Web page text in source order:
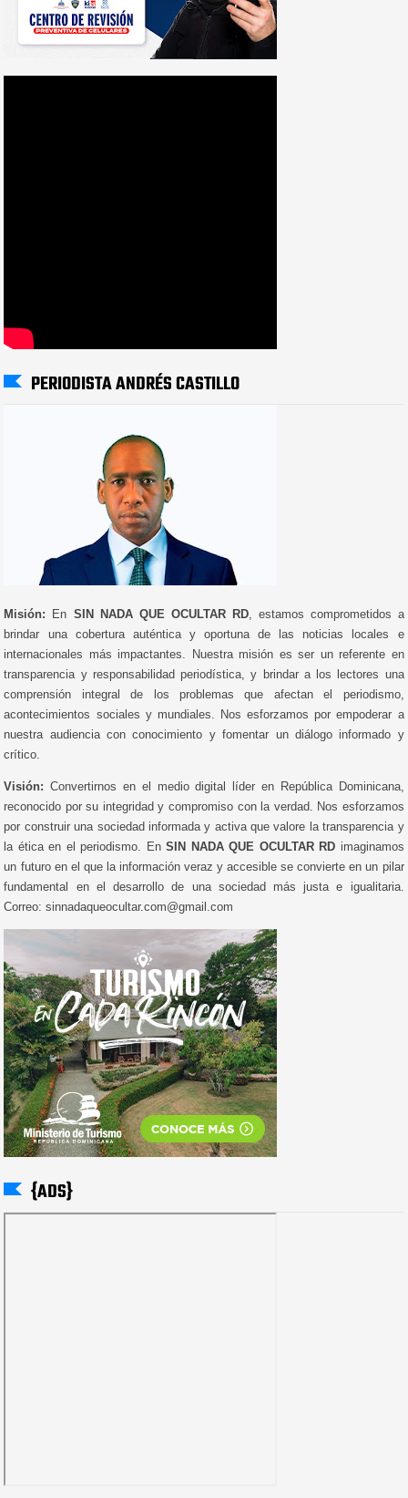
PERIODISTA ANDRÉS CASTILLO
Misión: En SIN NADA QUE OCULTAR RD, estamos comprometidos a
brindar una cobertura auténtica y oportuna de las noticias locales e
internacionales más impactantes. Nuestra misión es ser un referente en
transparencia y responsabilidad periodística, y brindar a los lectores una
comprensión integral de los problemas que afectan el periodismo,
acontecimientos sociales y mundiales. Nos esforzamos por empoderar a
nuestra audiencia con conocimiento y fomentar un diálogo informado y
crítico.
Visión: Convertirnos en el medio digital líder en República Dominicana,
reconocido por su integridad y compromiso con la verdad. Nos esforzamos
por construir una sociedad informada y activa que valore la transparencia y
la ética en el periodismo. EnSIN NADA QUE OCULTAR RD imaginamos
un futuro en el que la información veraz y accesible se convierte en un pilar
fundamental en el desarrollo de una sociedad más justa e igualitaria.
Correo: sinnadaqueocultar.com@gmail.com
{ADS}